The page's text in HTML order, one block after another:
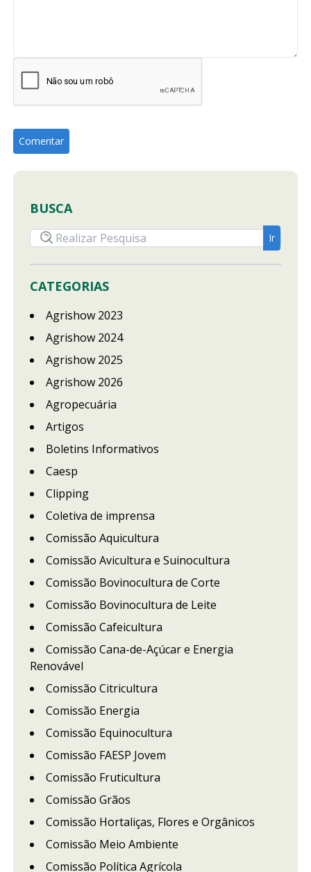
BUSCA
CATEGORIAS
Agrishow 2023
Agrishow 2024
Agrishow 2025
Agrishow 2026
Agropecuária
Artigos
Boletins Informativos
Caesp
Clipping
Coletiva de imprensa
Comissão Aquicultura
Comissão Avicultura e Suinocultura
Comissão Bovinocultura de Corte
Comissão Bovinocultura de Leite
Comissão Cafeicultura
Comissão Cana-de-Açúcar e Energia
Renovável
Comissão Citricultura
Comissão Energia
Comissão Equinocultura
Comissão FAESP Jovem
Comissão Fruticultura
Comissão Grãos
Comissão Hortaliças, Flores e Orgânicos
Comissão Meio Ambiente
Comissão Política Agrícola